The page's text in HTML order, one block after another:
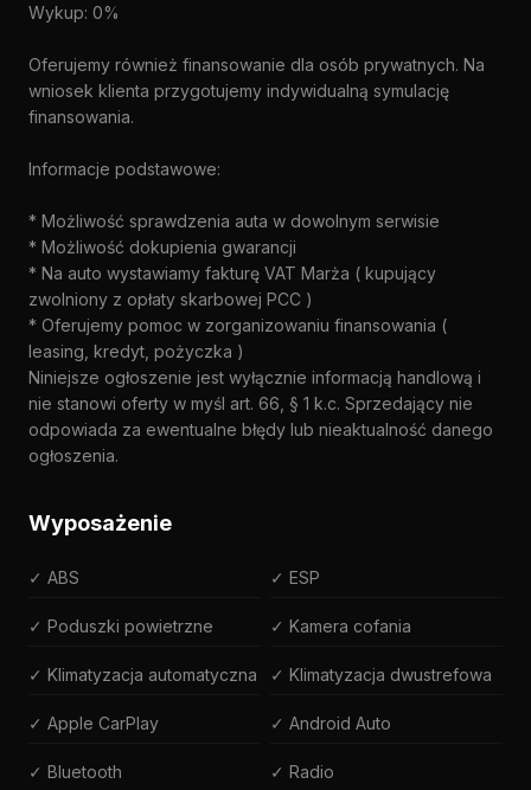
Wykup: 0%
Oferujemy również finansowanie dla osób prywatnych. Na
wniosek klienta przygotujemy indywidualną symulację
finansowania.
Informacje podstawowe:
* Możliwość sprawdzenia auta w dowolnym serwisie
* Możliwość dokupienia gwarancji
* Na auto wystawiamy fakturę VAT Marża ( kupujący
zwolniony z opłaty skarbowej PCC )
* Oferujemy pomoc w zorganizowaniu finansowania (
leasing, kredyt, pożyczka )
Niniejsze ogłoszenie jest wyłącznie informacją handlową i
nie stanowi oferty w myśl art. 66, § 1 k.c. Sprzedający nie
odpowiada za ewentualne błędy lub nieaktualność danego
ogłoszenia.
Wyposażenie
✓ ABS ✓ ESP
✓ Poduszki powietrzne ✓ Kamera cofania
✓ Klimatyzacja automatyczna ✓ Klimatyzacja dwustrefowa
✓ Apple CarPlay ✓ Android Auto
✓ Bluetooth ✓ Radio